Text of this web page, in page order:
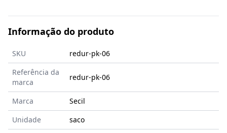
Informação do produto
SKU
redur-pk-06
Referência da
marca
redur-pk-06
Marca
Secil
Unidade
saco